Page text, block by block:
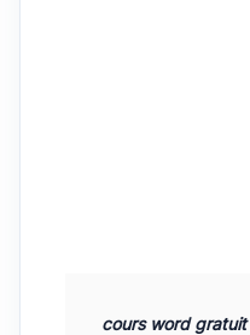
cours word